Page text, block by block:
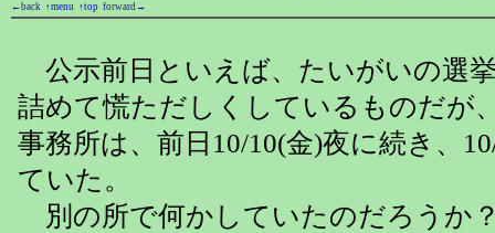
←back ↑menu ↑top forward→
公示前日といえば、たいがいの選
詰めて慌ただしくしているものだが
事務所は、前日10/10(金)夜に続き、
ていた。
別の所で何かしていたのだろうか